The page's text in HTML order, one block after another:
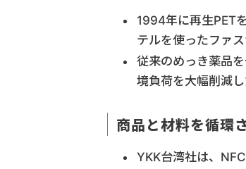
1994年に再生PET
テルを使ったファ
従来のめっき薬品
境負荷を大幅削減
商品と材料を循環
YKK台湾社は、